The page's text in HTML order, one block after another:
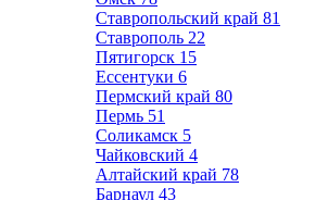
Ставропольский край 81
Ставрополь 22
Пятигорск 15
Ессентуки 6
Пермский край 80
Пермь 51
Соликамск 5
Чайковский 4
Алтайский край 78
Барнаул 43